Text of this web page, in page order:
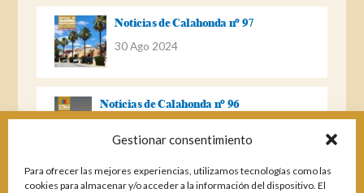
Gestionar consentimiento
Para ofrecer las mejores experiencias, utilizamos tecnologías como las
cookies para almacenar y/o acceder a la información del dispositivo. El
Noticias de Calahonda nº 97
30 Ago 2024
Noticias de Calahonda nº 96
Noticias de Calahonda Nº 95